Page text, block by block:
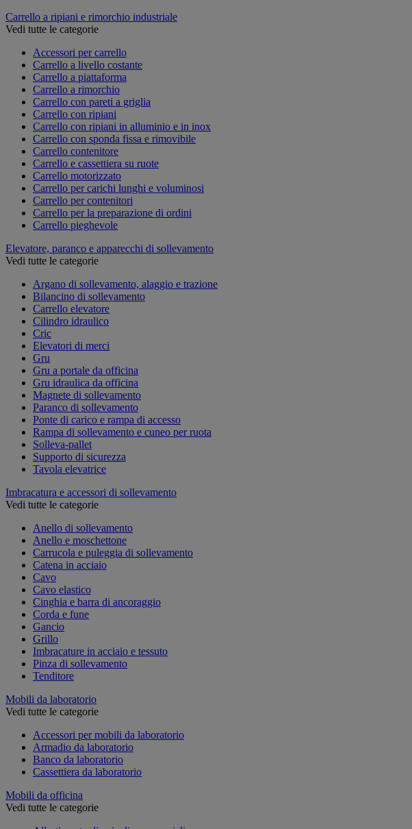
Carrello a ripiani e rimorchio industriale
Vedi tutte le categorie
Accessori per carrello
Carrello a livello costante
Carrello a piattaforma
Carrello a rimorchio
Carrello con pareti a griglia
Carrello con ripiani
Carrello con ripiani in alluminio e in inox
Carrello con sponda fissa e rimovibile
Carrello contenitore
Carrello e cassettiera su ruote
Carrello motorizzato
Carrello per carichi lunghi e voluminosi
Carrello per contenitori
Carrello per la preparazione di ordini
Carrello pieghevole
Elevatore, paranco e apparecchi di sollevamento
Vedi tutte le categorie
Argano di sollevamento, alaggio e trazione
Bilancino di sollevamento
Carrello elevatore
Cilindro idraulico
Cric
Elevatori di merci
Gru
Gru a portale da officina
Gru idraulica da officina
Magnete di sollevamento
Paranco di sollevamento
Ponte di carico e rampa di accesso
Rampa di sollevamento e cuneo per ruota
Solleva-pallet
Supporto di sicurezza
Tavola elevatrice
Imbracatura e accessori di sollevamento
Vedi tutte le categorie
Anello di sollevamento
Anello e moschettone
Carrucola e puleggia di sollevamento
Catena in acciaio
Cavo
Cavo elastico
Cinghia e barra di ancoraggio
Corda e fune
Gancio
Grillo
Imbracature in acciaio e tessuto
Pinza di sollevamento
Tenditore
Mobili da laboratorio
Vedi tutte le categorie
Accessori per mobili da laboratorio
Armadio da laboratorio
Banco da laboratorio
Cassettiera da laboratorio
Mobili da officina
Vedi tutte le categorie